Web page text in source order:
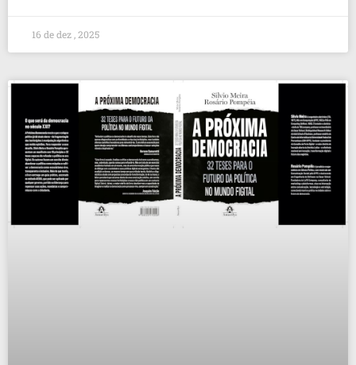
16 de dez , 2025